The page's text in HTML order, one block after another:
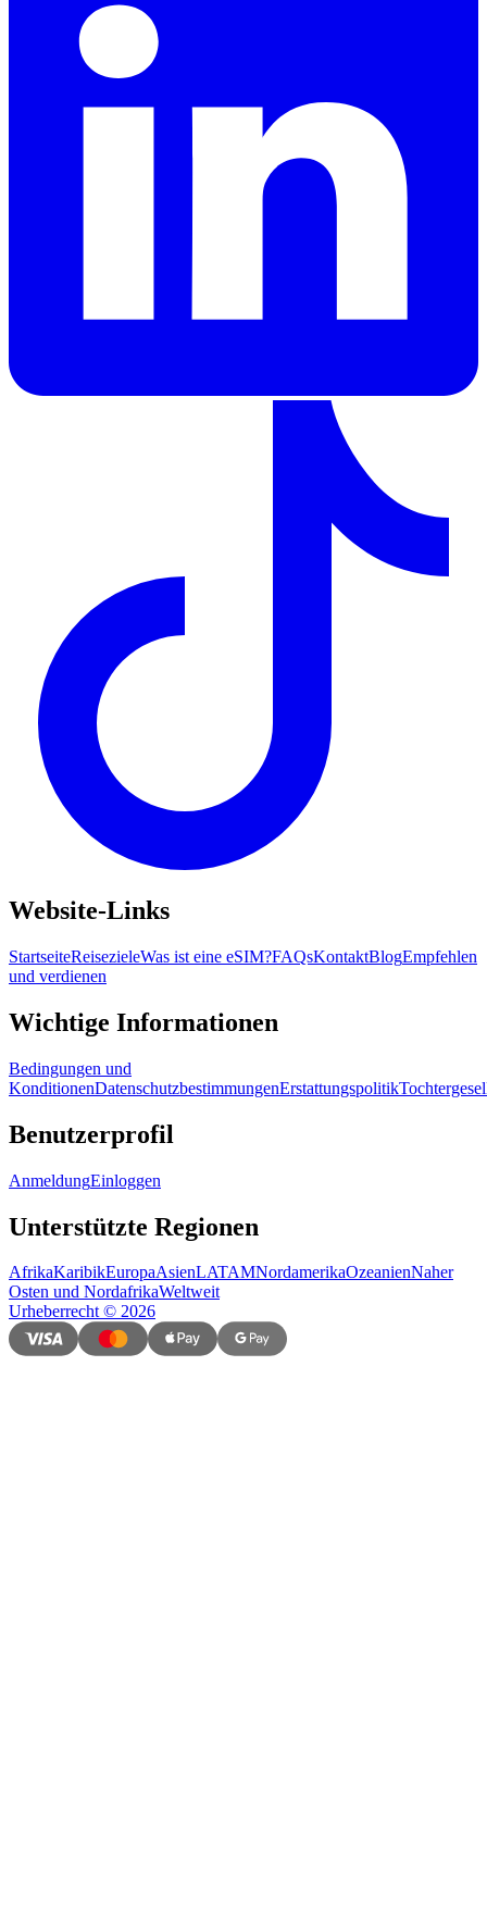
Website-Links
StartseiteReisezieleWas ist eine eSIM?FAQsKontaktBlogEmpfehlen
und verdienen
Wichtige Informationen
Bedingungen und
KonditionenDatenschutzbestimmungenErstattungspolitik
Benutzerprofil
AnmeldungEinloggen
Unterstützte Regionen
AfrikaKaribikEuropaAsienLATAMNordamerikaOzeanienNaher
Osten und NordafrikaWeltweit
Urheberrecht© 2026